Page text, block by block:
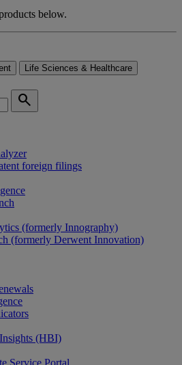
below.
Life Sciences & Healthcare
search
foreign filings
(formerly Innography)
(formerly Derwent Innovation)
(HBI)